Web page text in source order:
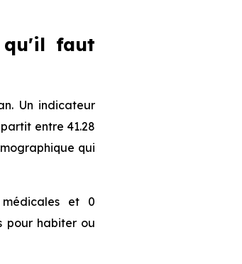
qu'il faut
Un indicateur
entre 41.28
qui
médicales et 0
pour habiter ou